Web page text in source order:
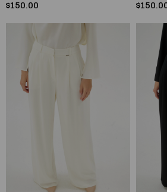
$150.00